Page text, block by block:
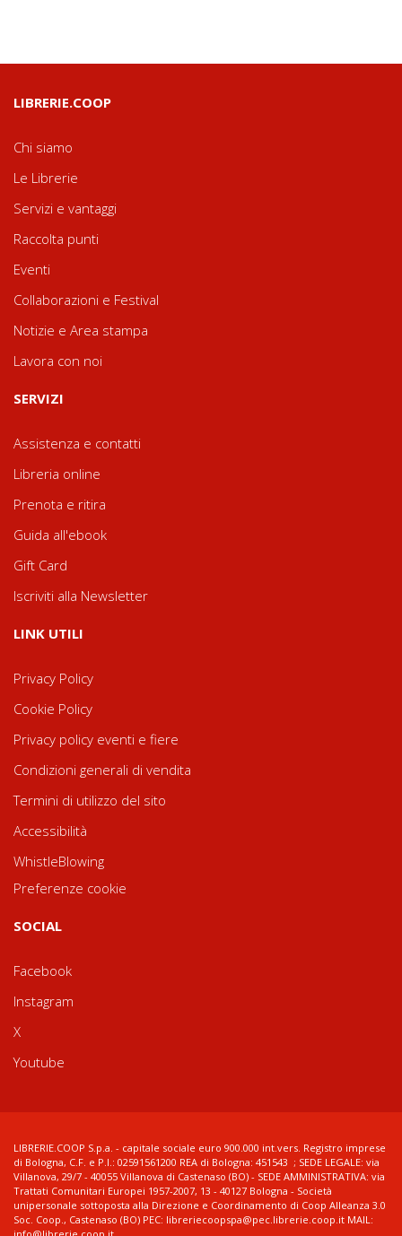
LIBRERIE.COOP
Chi siamo
Le Librerie
Servizi e vantaggi
Raccolta punti
Eventi
Collaborazioni e Festival
Notizie e Area stampa
Lavora con noi
SERVIZI
Assistenza e contatti
Libreria online
Prenota e ritira
Guida all'ebook
Gift Card
Iscriviti alla Newsletter
LINK UTILI
Privacy Policy
Cookie Policy
Privacy policy eventi e fiere
Condizioni generali di vendita
Termini di utilizzo del sito
Accessibilità
WhistleBlowing
Preferenze cookie
SOCIAL
Facebook
Instagram
X
Youtube
LIBRERIE.COOP S.p.a. - capitale sociale euro 900.000 int.vers. Registro imprese
di Bologna, C.F. e P.I.: 02591561200 REA di Bologna: 451543 ; SEDE LEGALE: via
Villanova, 29/7 - 40055 Villanova di Castenaso (BO) - SEDE AMMINISTRATIVA: via
Trattati Comunitari Europei 1957-2007, 13 - 40127 Bologna - Società
unipersonale sottoposta alla Direzione e Coordinamento di Coop Alleanza 3.0
Soc. Coop., Castenaso (BO) PEC: libreriecoopspa@pec.librerie.coop.it MAIL: